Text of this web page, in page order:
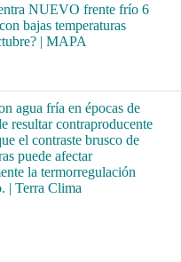
NUEVO frente frío 6
bajas temperaturas
| MAPA
agua fría en épocas de
resultar contraproducente
el contraste brusco de
puede afectar
la termorregulación
| Terra Clima